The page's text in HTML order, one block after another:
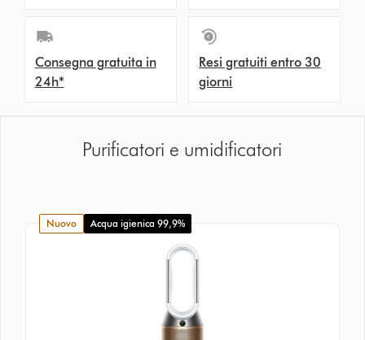
Consegna gratuita in
24h*
Resi gratuiti entro 30
giorni
Purificatori e umidificatori
nuovo Acqua igienica 99,9%